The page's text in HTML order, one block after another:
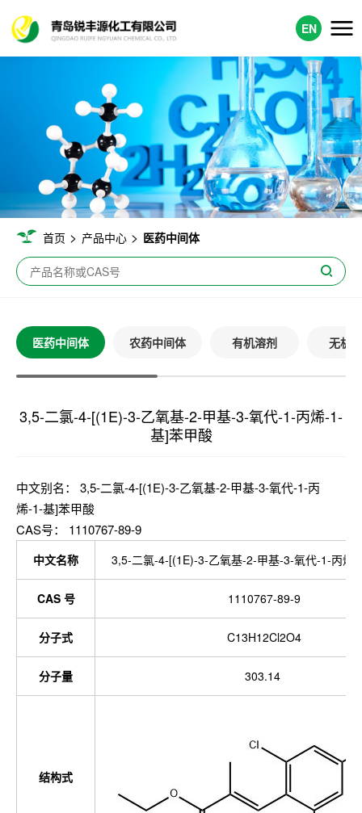
EN
首页 > 产品中心 > 医药中间体
医药中间体 农药中间体 有机溶剂 无机
3,5-二氯-4-[(1E)-3-乙氧基-2-甲基-3-氧代-1-丙烯-1-
基]苯甲酸
中文别名： 3,5-二氯-4-[(1E)-3-乙氧基-2-甲基-3-氧代-1-丙
烯-1-基]苯甲酸
CAS号： 1110767-89-9
中文名称 3,5-二氯-4-[(1E)-3-乙氧基-2-甲基-3-氧代-1-丙烯-
CAS 号 1110767-89-9
分子式 C13H12Cl2O4
分子量 303.14
结构式